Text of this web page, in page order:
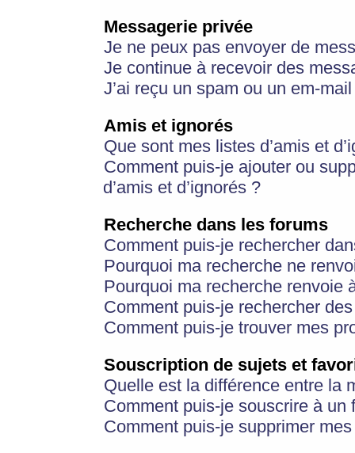
Messagerie privée
Je ne peux pas envoyer de
Je continue à recevoir des
J’ai reçu un spam ou un em-
Amis et ignorés
Que sont mes listes d’amis et
Comment puis-je ajouter ou
d’amis et d’ignorés ?
Recherche dans les forums
Comment puis-je rechercher
Pourquoi ma recherche ne
Pourquoi ma recherche renvoie
Comment puis-je rechercher
Comment puis-je trouver mes
Souscription de sujets et
Quelle est la différence entre la
Comment puis-je souscrire à
Comment puis-je supprimer